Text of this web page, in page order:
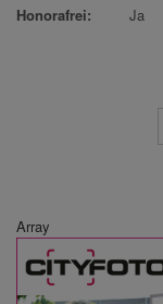
Honorafrei:
Ja
Array